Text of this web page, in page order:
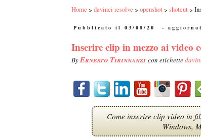
Home davinci resolve openshot shotcut
Pubblicato il 03/08/20 -
Inserire clip in mezzo ai video
ByErnesto Tirinnanzi con etichette
Come inserire clip video in
Windows,